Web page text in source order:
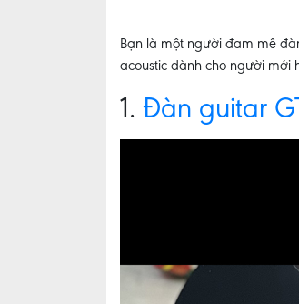
Bạn là một người đam mê
acoustic dành cho người mới
1. Đàn guitar